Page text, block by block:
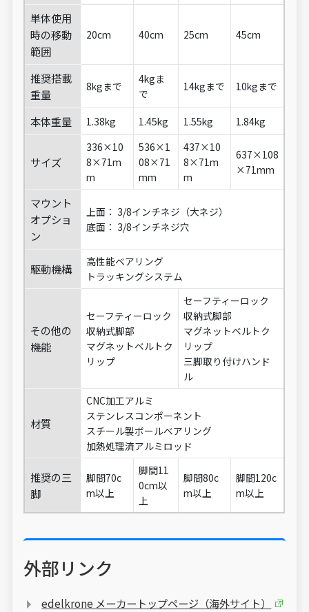
単体使用
時の移動
範囲
20cm 40cm 25cm 45cm
推奨搭載
重量
8kgまで
4kgま
で
14kgまで 10kgまで
本体重量 1.38kg 1.45kg 1.55kg 1.84kg
サイズ
336×10
8×71m
m
536×1
08×71
mm
437×10
8×71m
m
637×108
×71mm
マウント
オプショ
ン
上面： 3/8インチネジ（大ネジ）
底面： 3/8インチネジ穴
駆動機構
高性能ベアリング
トラッキングシステム
その他の
機能
セーフティーロック
収納式脚部
マグネットベルトク
リップ
セーフティーロック
収納式脚部
マグネットベルトク
リップ
三脚取り付けハンド
ル
材質
CNC加工アルミ
ステンレスコンポーネント
スチール製ボールベアリング
加熱処理済アルミロッド
推奨の三
脚
脚間70c
m以上
脚間11
0cm以
上
脚間80c
m以上
脚間120c
m以上
外部リンク
edelkrone メーカートップページ（海外サイト）